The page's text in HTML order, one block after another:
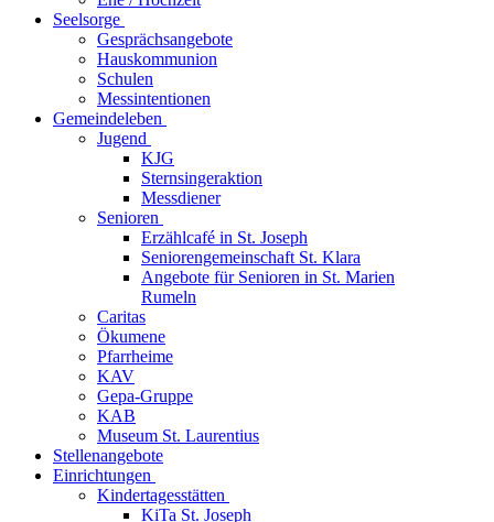
Seelsorge
Gesprächsangebote
Hauskommunion
Schulen
Messintentionen
Gemeindeleben
Jugend
KJG
Sternsingeraktion
Messdiener
Senioren
Erzählcafé in St. Joseph
Seniorengemeinschaft St. Klara
Angebote für Senioren in St. Marien
Rumeln
Caritas
Ökumene
Pfarrheime
KAV
Gepa-Gruppe
KAB
Museum St. Laurentius
Stellenangebote
Einrichtungen
Kindertagesstätten
KiTa St. Joseph